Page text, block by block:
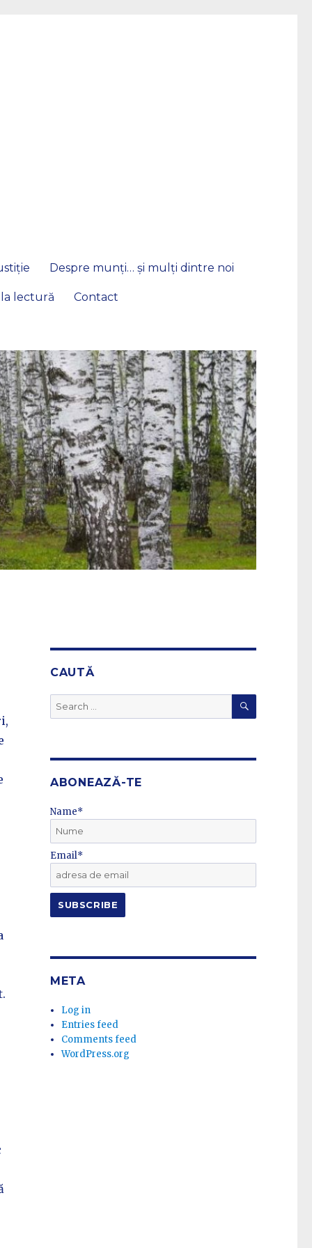
Despre munți… și mulți dintre noi
lectură Contact
CAUTĂ
Search
for:
SEARCH
ABONEAZĂ-TE
Name*
Email*
META
Log in
Entries feed
Comments feed
WordPress.org